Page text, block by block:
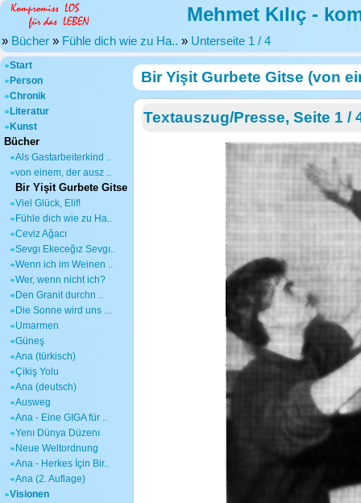
Mehmet Kılıç -
» Bücher » Fühle dich wie zu Ha.. » Unterseite 1 / 4
Start
Person
Chronik
Literatur
Kunst
Bücher
Als Gastarbeiterkind ..
von einem, der ausz ..
Bir Yişit Gurbete Gitse
Viel Glück, Elif!
Fühle dich wie zu Ha..
Ceviz Ağacı
Sevgı Ekeceğız Sevgı..
Wenn ich im Weinen ..
Wer, wenn nicht ich?
Den Granit durchn ..
Die Sonne wird uns ...
Umarmen
Güneş
Ana (türkisch)
Çikiş Yolu
Ana (deutsch)
Ausweg
Ana - Eine GIGA für ..
Yenı Dünya Düzenı
Neue Weltordnung
Ana - Herkes İçin Bir..
Ana (2. Auflage)
Visionen
Bir Yişit Gurbete Gitse (von
Textauszug/Presse, Seite 1 /